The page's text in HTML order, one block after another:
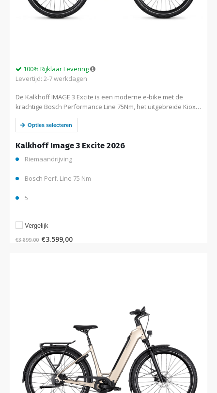
Kalkhoff Image 3 Excite 2026
100% Rijklaar Levering
Levertijd: 2-7 werkdagen
Riemaandrijving
Bosch Perf. Line 75 Nm
5
De Kalkhoff IMAGE 3 Excite is een moderne e-bike met de
krachtige Bosch Performance Line 75Nm, het uitgebreide Kiox
300 display, een onderhoudsarme riemaandrijving icm
naafversnelling van Shimano. De geïntegreerde…
€3.899,00 €3.599,00
Opties selecteren
Vergelijk